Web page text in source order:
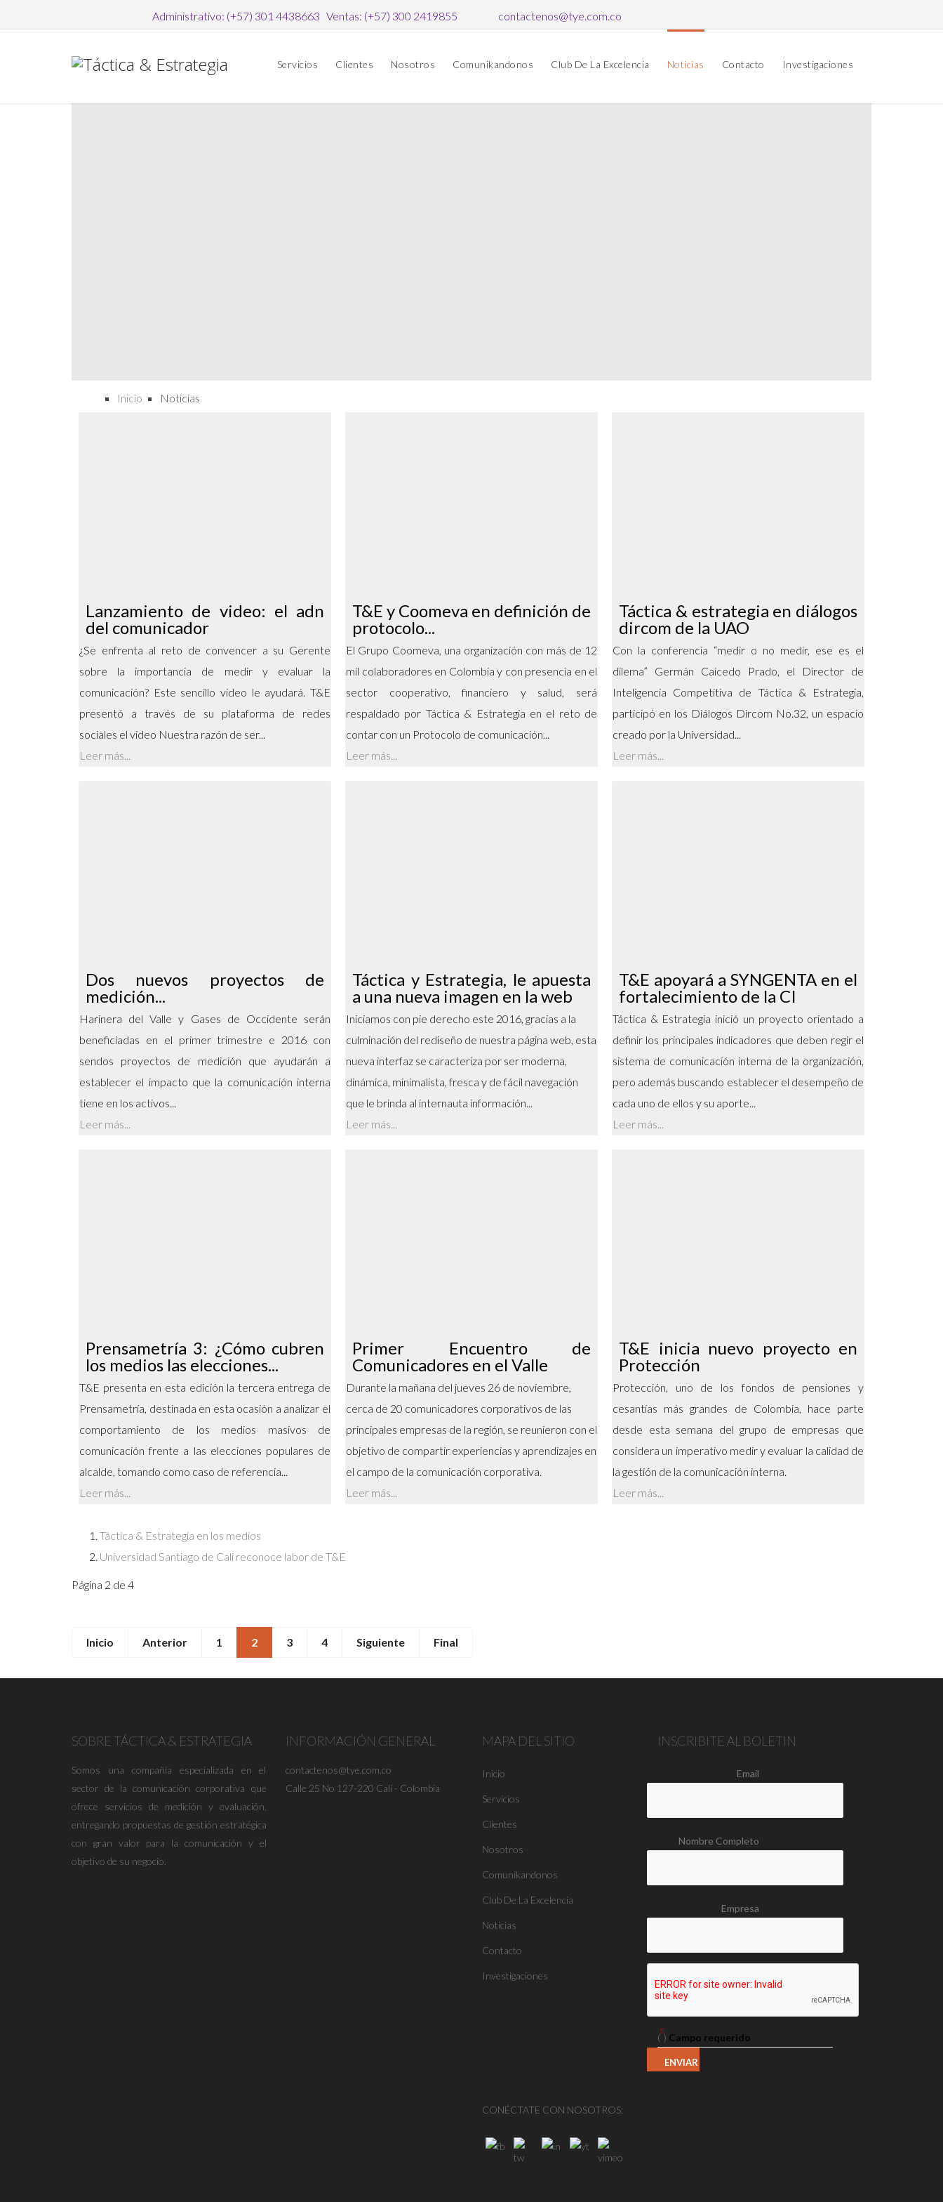
Administrativo: (+57) 301 4438663 Ventas: (+57) 300 2419855 contactenos@tye.com.co
Servicios Clientes Nosotros Comunikandonos Club De La Excelencia Noticias Contacto Investigaciones
Inicio Noticias
Lanzamiento de video: el adn
del comunicador
¿Se enfrenta al reto de convencer a su Gerente
sobre la importancia de medir y evaluar la
comunicación? Este sencillo video le ayudará. T&E
presentó a través de su plataforma de redes
sociales el video Nuestra razón de ser...
Leer más...
Dos nuevos proyectos de
medición...
Harinera del Valle y Gases de Occidente serán
beneficiadas en el primer trimestre e 2016 con
sendos proyectos de medición que ayudarán a
establecer el impacto que la comunicación interna
tiene en los activos...
Leer más...
Prensametría 3: ¿Cómo cubren
los medios las elecciones...
T&E presenta en esta edición la tercera entrega de
Prensametría, destinada en esta ocasión a analizar el
comportamiento de los medios masivos de
comunicación frente a las elecciones populares de
alcalde, tomando como caso de referencia...
Leer más...
T&E y Coomeva en definición de
protocolo...
El Grupo Coomeva, una organización con más de 12
mil colaboradores en Colombia y con presencia en el
sector cooperativo, financiero y salud, será
respaldado por Táctica & Estrategia en el reto de
contar con un Protocolo de comunicación...
Leer más...
Táctica y Estrategia, le apuesta
a una nueva imagen en la web
Iniciamos con pie derecho este 2016, gracias a la
culminación del rediseño de nuestra página web, esta
nueva interfaz se caracteriza por ser moderna,
dinámica, minimalista, fresca y de fácil navegación
que le brinda al internauta información...
Leer más...
Primer Encuentro de
Comunicadores en el Valle
Durante la mañana del jueves 26 de noviembre,
cerca de 20 comunicadores corporativos de las
principales empresas de la región, se reunieron con el
objetivo de compartir experiencias y aprendizajes en
el campo de la comunicación corporativa.
Leer más...
Táctica & estrategia en diálogos
dircom de la UAO
Con la conferencia “medir o no medir, ese es el
dilema” Germán Caicedo Prado, el Director de
Inteligencia Competitiva de Táctica & Estrategia,
participó en los Diálogos Dircom No.32, un espacio
creado por la Universidad...
Leer más...
T&E apoyará a SYNGENTA en el
fortalecimiento de la CI
Táctica & Estrategia inició un proyecto orientado a
definir los principales indicadores que deben regir el
sistema de comunicación interna de la organización,
pero además buscando establecer el desempeño de
cada uno de ellos y su aporte...
Leer más...
T&E inicia nuevo proyecto en
Protección
Protección, uno de los fondos de pensiones y
cesantías más grandes de Colombia, hace parte
desde esta semana del grupo de empresas que
considera un imperativo medir y evaluar la calidad de
la gestión de la comunicación interna.
Leer más...
Táctica & Estrategia en los medios
Universidad Santiago de Cali reconoce labor de T&E
Página 2 de 4
Inicio Anterior 1 2 3 4 Siguiente Final
SOBRE TÁCTICA & ESTRATEGIA
Somos una compañía especializada en el
sector de la comunicación corporativa que
ofrece servicios de medición y evaluación,
entregando propuestas de gestión estratégica
con gran valor para la comunicación y el
objetivo de su negocio.
INFORMACIÓN GENERAL
contactenos@tye.com.co
Calle 25 No 127-220 Cali - Colombia
MAPA DEL SITIO
Inicio
Servicios
Clientes
Nosotros
Comunikandonos
Club De La Excelencia
Noticias
Contacto
Investigaciones
INSCRIBITE AL BOLETIN
Email
Nombre Completo
Empresa
( ) Campo requerido
CONÉCTATE CON NOSOTROS: